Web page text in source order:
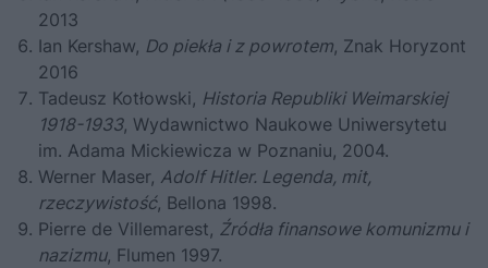
2013
Ian Kershaw, Do piekła i z powrotem, Znak Horyzont
2016
Tadeusz Kotłowski, Historia Republiki Weimarskiej
1918-1933, Wydawnictwo Naukowe Uniwersytetu
im. Adama Mickiewicza w Poznaniu, 2004.
Werner Maser, Adolf Hitler. Legenda, mit,
rzeczywistość, Bellona 1998.
Pierre de Villemarest, Źródła finansowe komunizmu i
nazizmu, Flumen 1997.